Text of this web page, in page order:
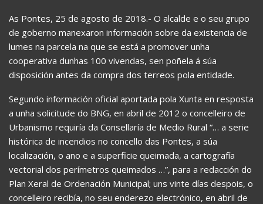
As Pontes, 25 de agosto de 2018.- O alcalde e o seu grupo
de goberno manexaron información sobre da existencia de
lumes na parcela na que se está a promover unha
cooperativa dunhas 100 vivendas, sen poñela á súa
disposición antes da compra dos terreos pola entidade.
Segundo información oficial aportada pola Xunta en resposta
a unha solicitude do BNG, en abril de 2012 o concelleiro de
Urbanismo requiría da Consellaría de Medio Rural “… a serie
histórica de incendios no concello das Pontes, a súa
localización, o ano e a superficie queimada, a cartografía
vectorial dos perímetros queimados …”, para a redacción do
Plan Xeral de Ordenación Municipal; uns vinte días despois, o
concelleiro recibía, no seu enderezo electrónico, en abril de